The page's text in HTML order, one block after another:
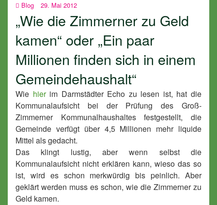
Blog 29. Mai 2012
„Wie die Zimmerner zu Geld
kamen“ oder „Ein paar
Millionen finden sich in einem
Gemeindehaushalt“
Wie hierim Darmstädter Echo zu lesen ist, hat die
Kommunalaufsicht bei der Prüfung des Groß-
Zimmerner Kommunalhaushaltes festgestellt, die
Gemeinde verfügt über 4,5 Millionen mehr liquide
Mittel als gedacht.
Das klingt lustig, aber wenn selbst die
Kommunalaufsicht nicht erklären kann, wieso das so
ist, wird es schon merkwürdig bis peinlich. Aber
geklärt werden muss es schon, wie die Zimmerner zu
Geld kamen.